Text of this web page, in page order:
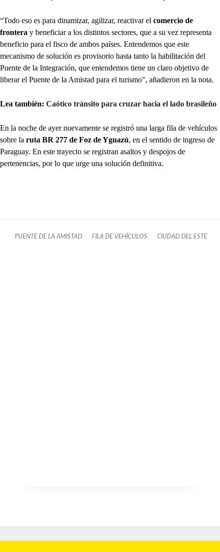
“Todo eso es para dinamizar, agilizar, reactivar el comercio de
frontera y beneficiar a los distintos sectores, que a su vez representa
beneficio para el fisco de ambos países. Entendemos que este
mecanismo de solución es provisorio hasta tanto la habilitación del
Puente de la Integración, que entendemos tiene un claro objetivo de
liberar el Puente de la Amistad para el turismo″, añadieron en la nota.
Lea también: Caótico tránsito para cruzar hacia el lado brasileño
En la noche de ayer nuevamente se registró una larga fila de vehículos
sobre la ruta BR 277 de Foz de Yguazú, en el sentido de ingreso de
Paraguay. En este trayecto se registran asaltos y despojos de
pertenencias, por lo que urge una solución definitiva.
PUENTE DE LA AMISTAD FILA DE VEHÍCULOS CIUDAD DEL ESTE